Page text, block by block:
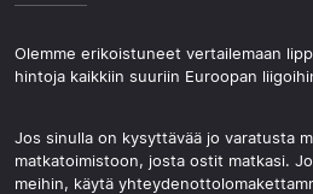
Olemme erikoistuneet vertailemaan
hintoja kaikkiin suuriin Euroopan
Jos sinulla on kysyttävää jo varatusta
matkatoimistoon, josta ostit matkasi.
meihin, käytä